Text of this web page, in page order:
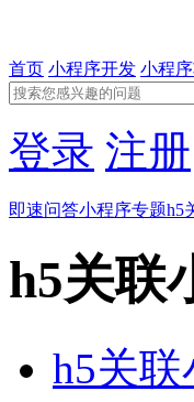
首页 小程序开发 小程
登录 注册
即速问答小程序专题h5
h5关联
h5关联